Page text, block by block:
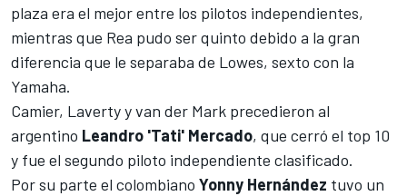
plaza era el mejor entre los pilotos independientes,
mientras que Rea pudo ser quinto debido a la gran
diferencia que le separaba de Lowes, sexto con la
Yamaha.
Camier, Laverty y van der Mark precedieron al
argentino Leandro 'Tati' Mercado, que cerró el top 10
y fue el segundo piloto independiente clasificado.
Por su parte el colombiano Yonny Hernández tuvo un